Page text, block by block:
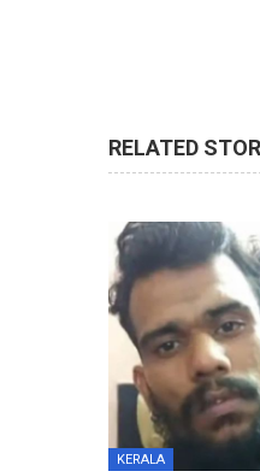
RELATED
KERALA